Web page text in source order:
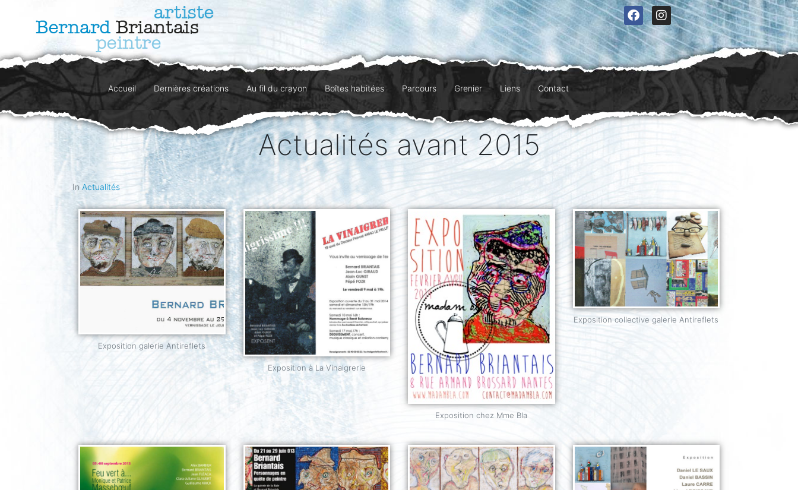
Accueil Dernières créations Au fil du crayon Boîtes habitées Parcours Grenier Liens Contact
Actualités avant 2015
In Actualités
Exposition galerie Antireflets
Exposition à La Vinaigrerie
Exposition chez Mme Bla
Exposition collective galerie Antireflets